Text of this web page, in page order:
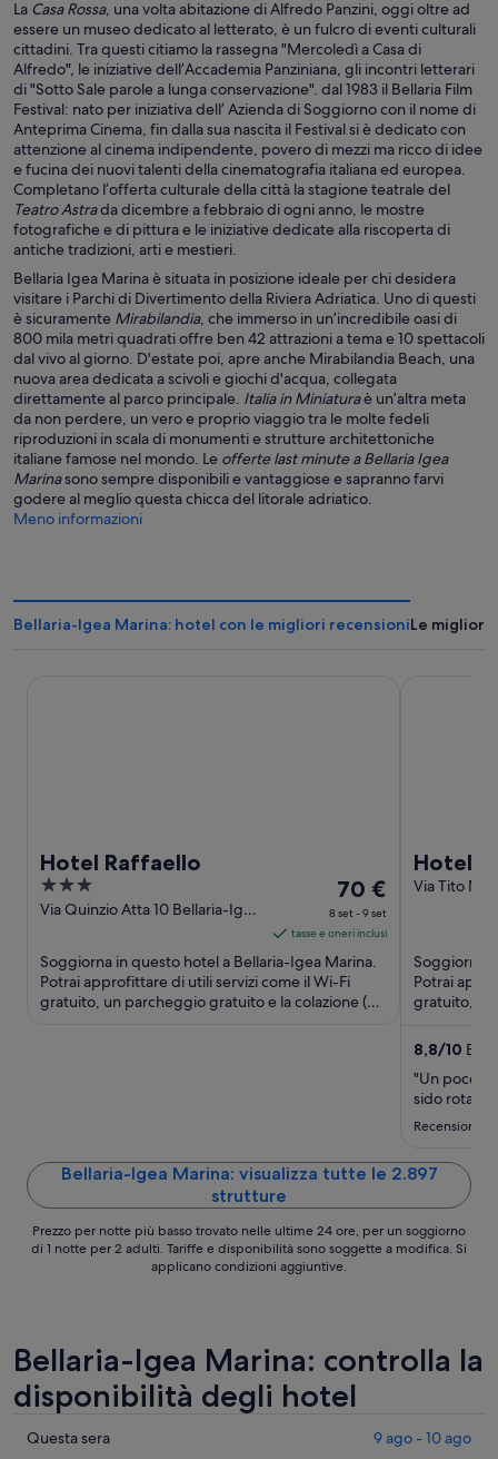
La Casa Rossa, una volta abitazione di Alfredo Panzini, oggi oltre ad
essere un museo dedicato al letterato, è un fulcro di eventi culturali
cittadini. Tra questi citiamo la rassegna "Mercoledì a Casa di
Alfredo", le iniziative dell’Accademia Panziniana, gli incontri letterari
di "Sotto Sale parole a lunga conservazione". dal 1983 il Bellaria Film
Festival: nato per iniziativa dell’ Azienda di Soggiorno con il nome di
Anteprima Cinema, fin dalla sua nascita il Festival si è dedicato con
attenzione al cinema indipendente, povero di mezzi ma ricco di idee
e fucina dei nuovi talenti della cinematografia italiana ed europea.
Completano l’offerta culturale della città la stagione teatrale del
Teatro Astrada dicembre a febbraio di ogni anno, le mostre
fotografiche e di pittura e le iniziative dedicate alla riscoperta di
antiche tradizioni, arti e mestieri.
Bellaria Igea Marina è situata in posizione ideale per chi desidera
visitare i Parchi di Divertimento della Riviera Adriatica. Uno di questi
è sicuramente Mirabilandia, che immerso in un’incredibile oasi di
800 mila metri quadrati offre ben 42 attrazioni a tema e 10 spettacoli
dal vivo al giorno. D'estate poi, apre anche Mirabilandia Beach, una
nuova area dedicata a scivoli e giochi d'acqua, collegata
direttamente al parco principale. Italia in Miniaturaè un’altra meta
da non perdere, un vero e proprio viaggio tra le molte fedeli
riproduzioni in scala di monumenti e strutture architettoniche
italiane famose nel mondo. Le offerte last minute a Bellaria Igea
Marinasono sempre disponibili e vantaggiose e sapranno farvi
godere al meglio questa chicca del litorale adriatico.
Meno informazioni
Bellaria-Igea Marina: hotel con le migliori recensioniLe migliori
Hotel Raffaello
3
out
5
Via Quinzio Atta 10 Bellaria-Igea
Il
prezzo
è
70 €
a
notte
set
70 €
8 set - 9 set
tasse e oneri inclusi
Soggiorna in questo hotel a Bellaria-Igea Marina.
Potrai approfittare di utili servizi come il Wi-Fi
gratuito, un parcheggio gratuito e la colazione (a
Hotel
Via Tito
Soggiorna
Potrai
gratuito, la
8,8/10
"Un poco
sido rota😫"
Recensione
Bellaria-Igea Marina: visualizza tutte le 2.897
strutture
Prezzo per notte più basso trovato nelle ultime 24 ore, per un soggiorno
di 1 notte per 2 adulti. Tariffe e disponibilità sono soggette a modifica. Si
applicano condizioni aggiuntive.
Bellaria-Igea Marina: controlla la
disponibilità degli hotel
Cerca
Questa sera 9 ago - 10 ago